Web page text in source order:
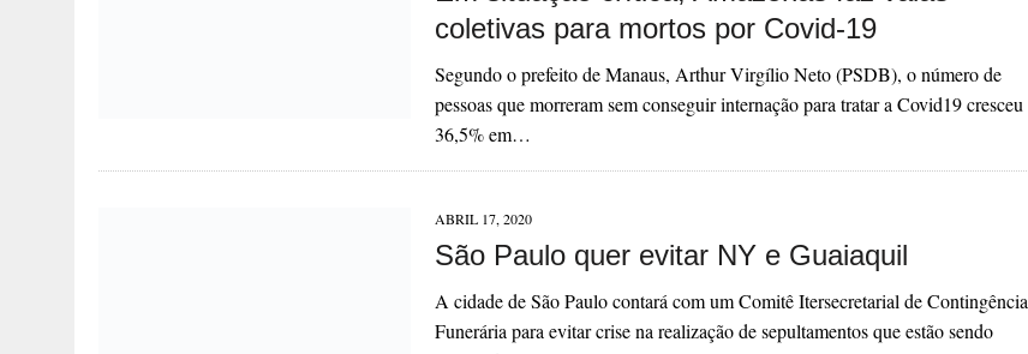
coletivas para mortos por Covid-19
Segundo o prefeito de Manaus, Arthur Virgílio Neto (PSDB), o número de
pessoas que morreram sem conseguir internação para tratar a Covid19 cresceu
36,5% em…
ABRIL 17, 2020
São Paulo quer evitar NY e Guaiaquil
A cidade de São Paulo contará com um Comitê Itersecretarial de Contingência
Funerária para evitar crise na realização de sepultamentos que estão sendo